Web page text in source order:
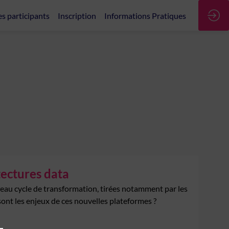
participants Inscription Informations Pratiques
data
cycle de transformation, tirées notamment par les
les enjeux de ces nouvelles plateformes ?